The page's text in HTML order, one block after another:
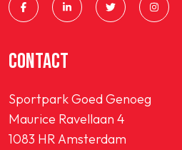
CONTACT
Sportpark Goed Genoeg
Maurice Ravellaan 4
1083 HR Amsterdam